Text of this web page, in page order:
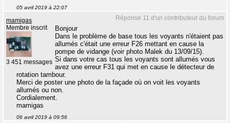
05 avril 2019 à 22:07
Réponse 11 d'un contributeur du forum
mamigas
Membre inscrit
3 451 messages
Bonjour
Dans le problème de base tous les voyants n'étaient pas
allumés c'était une erreur F26 mettant en cause la
pompe de vidange (voir photo Malek du 13/09/15).
Si dans votre cas tous les voyants sont allumés vous
avez une erreur F31 qui met en cause le détecteur de
rotation tambour.
Merci de poster une photo de la façade où on voit les voyants
allumés ou non.
Cordialement.
mamigas
06 avril 2019 à 09:56